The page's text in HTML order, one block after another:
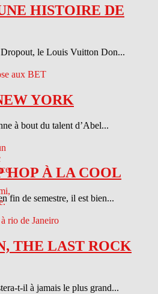
HISTOIRE DE
le Louis Vuitton Don...
YORK
à bout du talent d’Abel...
HOP À LA COOL
fin de semestre, il est bien...
THE LAST ROCK
t-il à jamais le plus grand...